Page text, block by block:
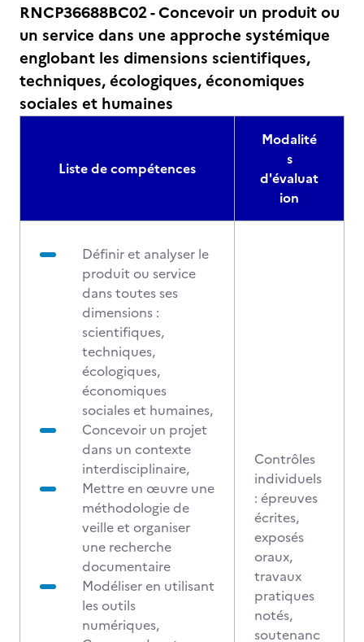
RNCP36688BC02 - Concevoir un produit ou
un service dans une approche systémique
englobant les dimensions scientifiques,
techniques, écologiques, économiques
sociales et humaines
Liste de compétences
Modalité
s
d'évaluat
ion
Définir et analyser le
produit ou service
dans toutes ses
dimensions :
scientifiques,
techniques,
écologiques,
économiques
sociales et humaines,
Concevoir un projet
dans un contexte
interdisciplinaire,
Mettre en œuvre une
méthodologie de
veille et organiser
une recherche
documentaire
Modéliser en utilisant
les outils
numériques,
Contrôles
individuels
: épreuves
écrites,
exposés
oraux,
travaux
pratiques
notés,
soutenanc